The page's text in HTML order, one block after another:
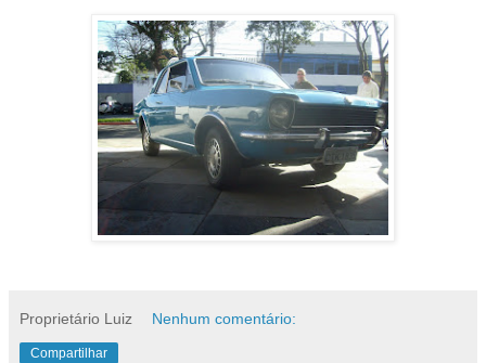
Proprietário Luiz Nenhum comentário:
Compartilhar